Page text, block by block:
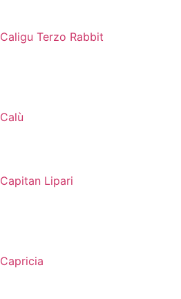
Caligu Terzo Rabbit
Calù
Capitan Lipari
Capricia